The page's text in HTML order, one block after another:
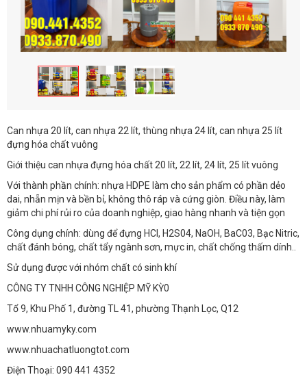
Can nhựa 20 lít, can nhựa 22 lít, thùng nhựa 24 lít, can nhựa 25 lít
đựng hóa chất vuông
Giới thiệu can nhựa đựng hóa chất 20 lít, 22 lít, 24 lít, 25 lít vuông
Với thành phần chính: nhựa HDPE làm cho sản phẩm có phần dẻo
dai, nhẵn mịn và bền bỉ, không thô ráp và cứng giòn. Điều này, làm
giảm chi phí rủi ro của doanh nghiệp, giao hàng nhanh và tiện gọn
Công dụng chính: dùng để đựng HCl, H2S04, NaOH, BaC03, Bạc Nitric,
chất đánh bóng, chất tẩy ngành sơn, mực in, chất chống thấm dính..
Sử dụng được với nhóm chất có sinh khí
CÔNG TY TNHH CÔNG NGHIỆP MỸ KỲ0
Tổ 9, Khu Phố 1, đường TL 41, phường Thạnh Lọc, Q12
www.nhuamyky.com
www.nhuachatluongtot.com
Điện Thoại: 090 441 4352